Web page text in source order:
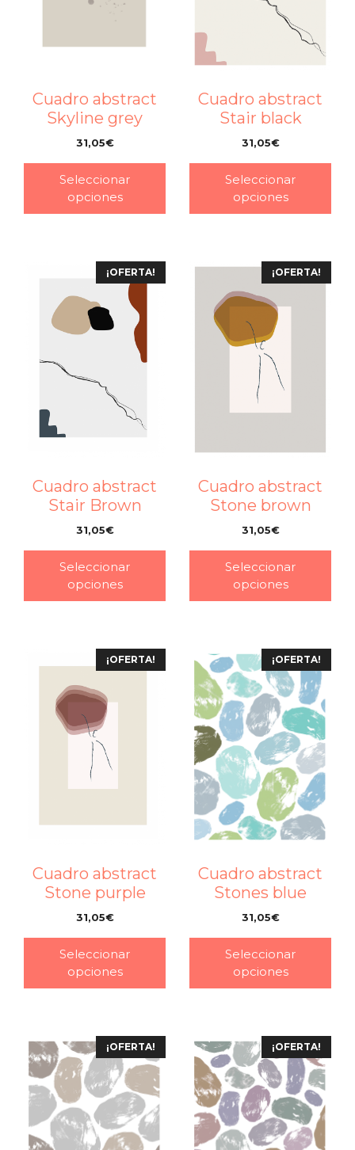
Cuadro abstract
Skyline grey
31,05€
Seleccionar
opciones
Cuadro abstract
Stair black
31,05€
Seleccionar
opciones
¡OFERTA!
Cuadro abstract
Stair Brown
31,05€
Seleccionar
opciones
¡OFERTA!
Cuadro abstract
Stone brown
31,05€
Seleccionar
opciones
¡OFERTA!
Cuadro abstract
Stone purple
31,05€
Seleccionar
opciones
¡OFERTA!
Cuadro abstract
Stones blue
31,05€
Seleccionar
opciones
¡OFERTA! ¡OFERTA!